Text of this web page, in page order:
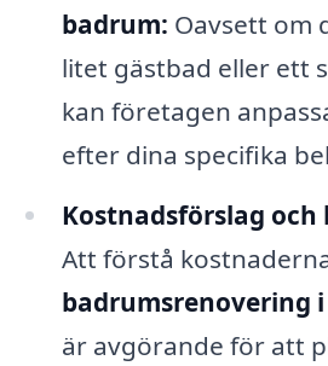
badrum: Oavsett om
litet gästbad eller ett
kan företagen
efter dina specifika
Kostnadsförslag
Att förstå
badrumsrenovering
är avgörande för att